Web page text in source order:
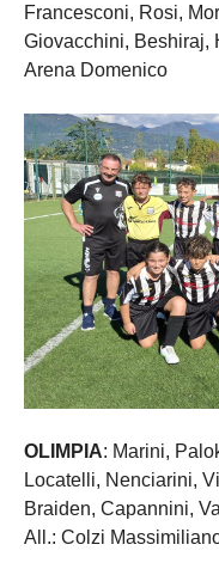
Francesconi, Rosi,
Giovacchini, Beshiraj,
Arena Domenico
OLIMPIA: Marini,
Locatelli, Nenciarini,
Braiden, Capannini,
All.: Colzi